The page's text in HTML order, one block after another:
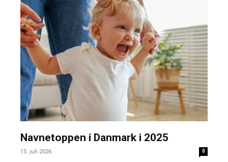
Navnetoppen i Danmark i 2025
15. juli 2026 0